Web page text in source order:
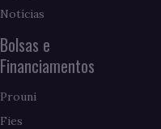
Notícias
Bolsas e
Financiamentos
Prouni
Fies